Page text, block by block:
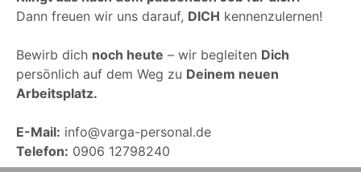
Dann freuen wir uns darauf, DICH kennenzulernen!
Bewirb dich noch heute – wir begleiten Dich
persönlich auf dem Weg zu Deinem neuen
Arbeitsplatz.
E-Mail: info@varga-personal.de
Telefon: 0906 12798240